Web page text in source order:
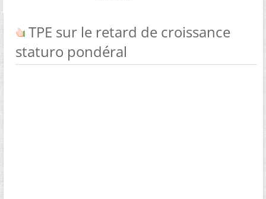
TPE sur le retard de croissance
staturo pondéral